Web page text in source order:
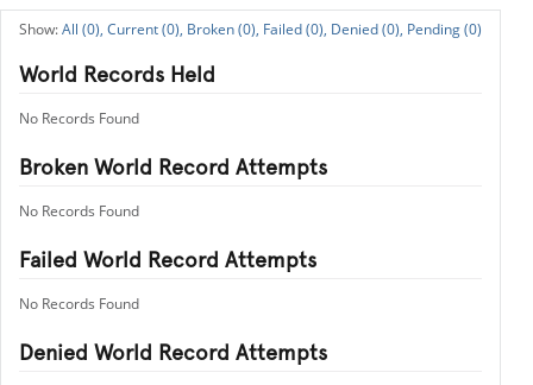
All (0), Current (0), Broken (0), Failed (0), Denied (0), Pending (0)
World Records Held
No Records Found
Broken World Record Attempts
No Records Found
Failed World Record Attempts
No Records Found
Denied World Record Attempts